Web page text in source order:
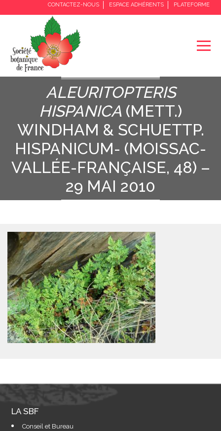
CONTACTEZ-NOUS ESPACE ADHÉRENTS PLATEFORME
ALEURITOPTERIS
HISPANICA (METT.)
WINDHAM & SCHUETTP.
HISPANICUM- (MOISSAC-
VALLÉE-FRANÇAISE, 48) –
29 MAI 2010
LA SBF
Conseil et Bureau